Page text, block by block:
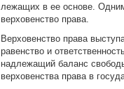
лежащих в ее основе.
верховенство права.
Верховенство права
равенство и
надлежащий баланс
верховенства права в